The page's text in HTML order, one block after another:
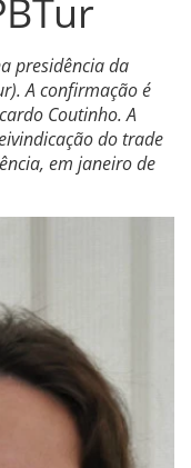
presidência da
A confirmação é
Coutinho. A
do trade
em janeiro de